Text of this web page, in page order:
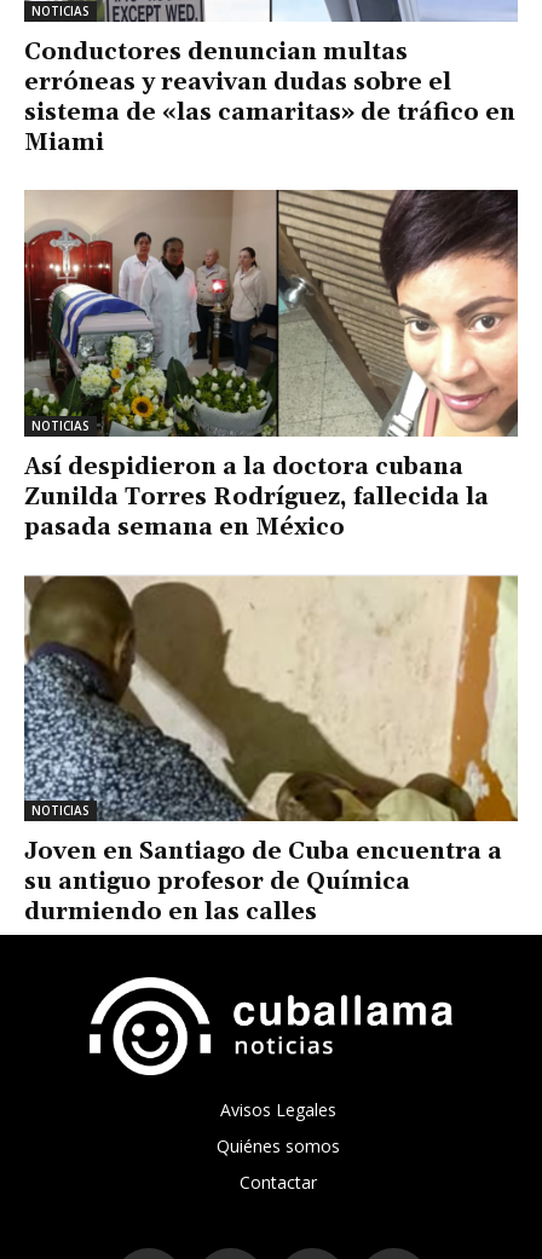
NOTICIAS
Conductores denuncian multas
erróneas y reavivan dudas sobre el
sistema de «las camaritas» de tráfico en
Miami
NOTICIAS
Así despidieron a la doctora cubana
Zunilda Torres Rodríguez, fallecida la
pasada semana en México
NOTICIAS
Joven en Santiago de Cuba encuentra a
su antiguo profesor de Química
durmiendo en las calles
Avisos Legales
Quiénes somos
Contactar